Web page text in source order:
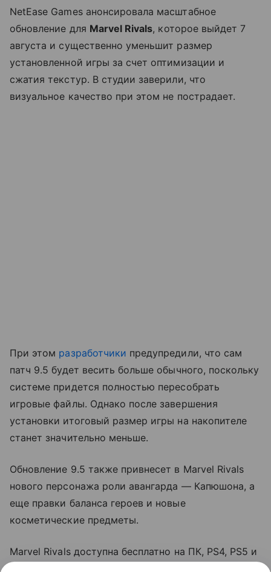
NetEase Games анонсировала масштабное
обновление для Marvel Rivals, которое выйдет 7
августа и существенно уменьшит размер
установленной игры за счет оптимизации и
сжатия текстур. В студии заверили, что
визуальное качество при этом не пострадает.
При этом разработчики предупредили, что сам
патч 9.5 будет весить больше обычного, поскольку
системе придется полностью пересобрать
игровые файлы. Однако после завершения
установки итоговый размер игры на накопителе
станет значительно меньше.
Обновление 9.5 также привнесет в Marvel Rivals
нового персонажа роли авангарда — Капюшона, а
еще правки баланса героев и новые
косметические предметы.
Marvel Rivals доступна бесплатно на ПК, PS4, PS5 и